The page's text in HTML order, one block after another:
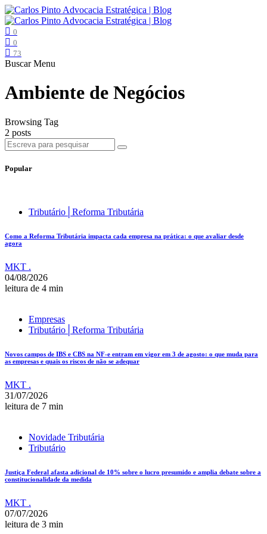
0
0
73
Buscar Menu
Ambiente de Negócios
Browsing Tag
2 posts
Popular
Tributário│Reforma Tributária
Como a Reforma Tributária impacta cada empresa na prática: o que avaliar desde
agora
MKT .
04/08/2026
leitura de 4 min
Empresas
Tributário│Reforma Tributária
Novos campos de IBS e CBS na NF-e entram em vigor em 3 de agosto: o que muda para
as empresas e quais os riscos de não se adequar
MKT .
31/07/2026
leitura de 7 min
Novidade Tributária
Tributário
Justiça Federal afasta adicional de 10% sobre o lucro presumido e amplia debate sobre a
constitucionalidade da medida
MKT .
07/07/2026
leitura de 3 min